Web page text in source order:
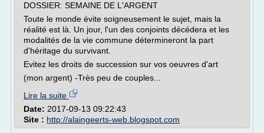
DOSSIER: SEMAINE DE L'ARGENT
Toute le monde évite soigneusement le sujet, mais la
réalité est là. Un jour, l'un des conjoints décédera et les
modalités de la vie commune détermineront la part
d'héritage du survivant.
Evitez les droits de succession sur vos oeuvres d'art
(mon argent) -Très peu de couples...
Lire la suite
Date: 2017-09-13 09:22:43
Site : http://alaingeerts-web.blogspot.com